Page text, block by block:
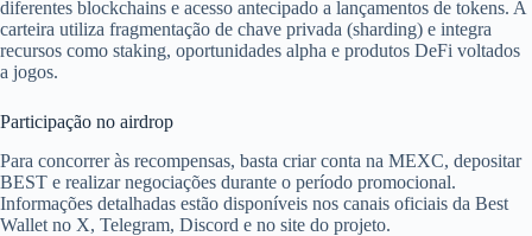
diferentes blockchains e acesso antecipado a lançamentos de tokens. A
carteira utiliza fragmentação de chave privada (sharding) e integra
recursos como staking, oportunidades alpha e produtos DeFi voltados
a jogos.
Participação no airdrop
Para concorrer às recompensas, basta criar conta na MEXC, depositar
BEST e realizar negociações durante o período promocional.
Informações detalhadas estão disponíveis nos canais oficiais da Best
Wallet no X, Telegram, Discord e no site do projeto.